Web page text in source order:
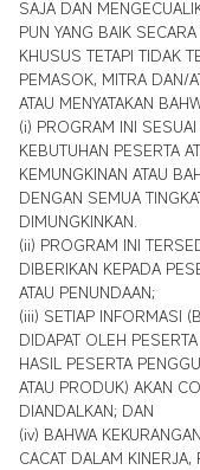
SAJA DAN
PUN YANG BAIK
KHUSUS TETAPI TIDAK
PEMASOK, MITRA DAN/
ATAU MENYATAKAN
(i) PROGRAM INI
KEBUTUHAN PESERTA
KEMUNGKINAN ATAU
DENGAN SEMUA
DIMUNGKINKAN.
(ii) PROGRAM INI
DIBERIKAN KEPADA
ATAU PENUNDAAN;
(iii) SETIAP INFORMASI
DIDAPAT OLEH
HASIL PESERTA
ATAU PRODUK) AKAN
DIANDALKAN; DAN
(iv) BAHWA
CACAT DALAM KINERJA,